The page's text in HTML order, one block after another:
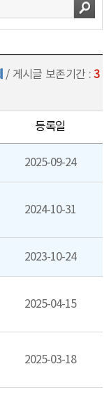
/ 게시글 보존기간 :3
등록일
2025-09-24
2024-10-31
2023-10-24
2025-04-15
2025-03-18